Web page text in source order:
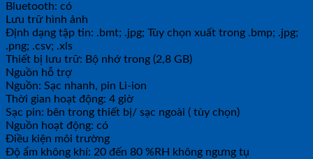
Bluetooth: có
Lưu trữ hình ảnh
Định dạng tập tin: .bmt; .jpg; Tùy chọn xuất trong .bmp; .jpg;
.png; .csv; .xls
Thiết bị lưu trữ: Bộ nhớ trong (2,8 GB)
Nguồn hỗ trợ
Nguồn: Sạc nhanh, pin Li-ion
Thời gian hoạt động: 4 giờ
Sạc pin: bên trong thiết bị/ sạc ngoài ( tùy chọn)
Nguồn hoạt động: có
Điều kiện môi trường
Độ ẩm không khí: 20 đến 80 %RH không ngưng tụ